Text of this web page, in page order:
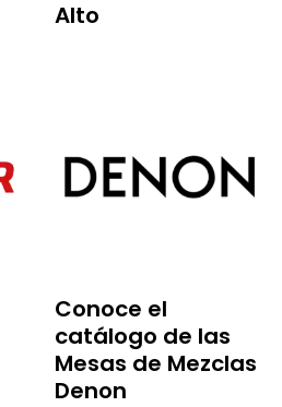
Alto
Conoce el
catálogo de las
Mesas de Mezclas
Denon